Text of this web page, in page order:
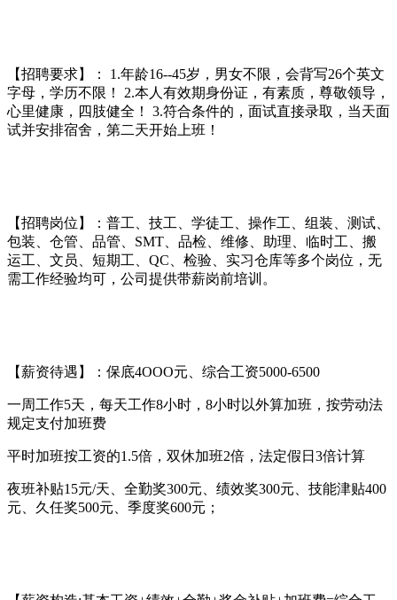
【招聘要求】： 1.年龄16--45岁，男女不限，会背写26个英文
字母，学历不限！ 2.本人有效期身份证，有素质，尊敬领导，
心里健康，四肢健全！ 3.符合条件的，面试直接录取，当天面
试并安排宿舍，第二天开始上班！
【招聘岗位】：普工、技工、学徒工、操作工、组装、测试、
包装、仓管、品管、SMT、品检、维修、助理、临时工、搬
运工、文员、短期工、QC、检验、实习仓库等多个岗位，无
需工作经验均可，公司提供带薪岗前培训。
【薪资待遇】：保底4OOO元、综合工资5000-6500
一周工作5天，每天工作8小时，8小时以外算加班，按劳动法
规定支付加班费
平时加班按工资的1.5倍，双休加班2倍，法定假日3倍计算
夜班补贴15元/天、全勤奖300元、绩效奖300元、技能津贴400
元、久任奖500元、季度奖600元；